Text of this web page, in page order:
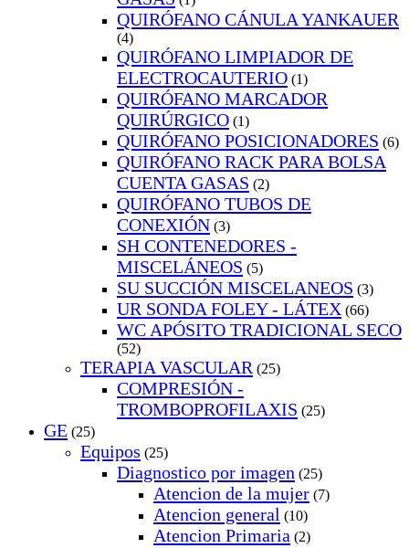
QUIRÓFANO CÁNULA YANKAUER
(4)
QUIRÓFANO LIMPIADOR DE
ELECTROCAUTERIO (1)
QUIRÓFANO MARCADOR
QUIRÚRGICO (1)
QUIRÓFANO POSICIONADORES (6)
QUIRÓFANO RACK PARA BOLSA
CUENTA GASAS (2)
QUIRÓFANO TUBOS DE
CONEXIÓN (3)
SH CONTENEDORES -
MISCELÁNEOS (5)
SU SUCCIÓN MISCELANEOS (3)
UR SONDA FOLEY - LÁTEX (66)
WC APÓSITO TRADICIONAL SECO
(52)
TERAPIA VASCULAR (25)
COMPRESIÓN -
TROMBOPROFILAXIS (25)
GE (25)
Equipos (25)
Diagnostico por imagen (25)
Atencion de la mujer (7)
Atencion general (10)
Atencion Primaria (2)